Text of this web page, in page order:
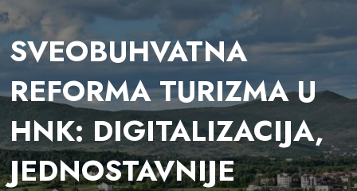
SVEOBUHVATNA
REFORMA TURIZMA U
HNK: DIGITALIZACIJA,
JEDNOSTAVNIJE